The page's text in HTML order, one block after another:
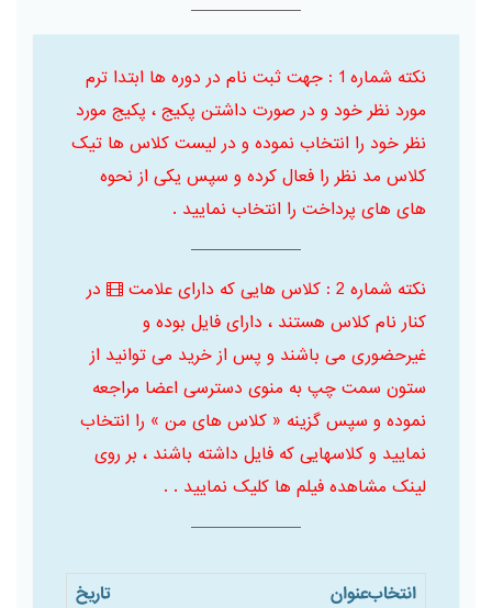
نکته شماره 1 : جهت ثبت نام در دوره ها ابتدا ترم
مورد نظر خود و در صورت داشتن پکیج ، پکیج مورد
نظر خود را انتخاب نموده و در لیست کلاس ها تیک
کلاس مد نظر را فعال کرده و سپس یکی از نحوه
های های پرداخت را انتخاب نمایید .
نکته شماره 2 : کلاس هایی که دارای علامت
در
کنار نام کلاس هستند ، دارای فایل بوده و
غیرحضوری می باشند و پس از خرید می توانید از
ستون سمت چپ به منوی دسترسی اعضا مراجعه
نموده و سپس گزینه « کلاس های من » را انتخاب
نمایید و کلاسهایی که فایل داشته باشند ، بر روی
لینک مشاهده فیلم ها کلیک نمایید . .
انتخابعنوان تاریخ